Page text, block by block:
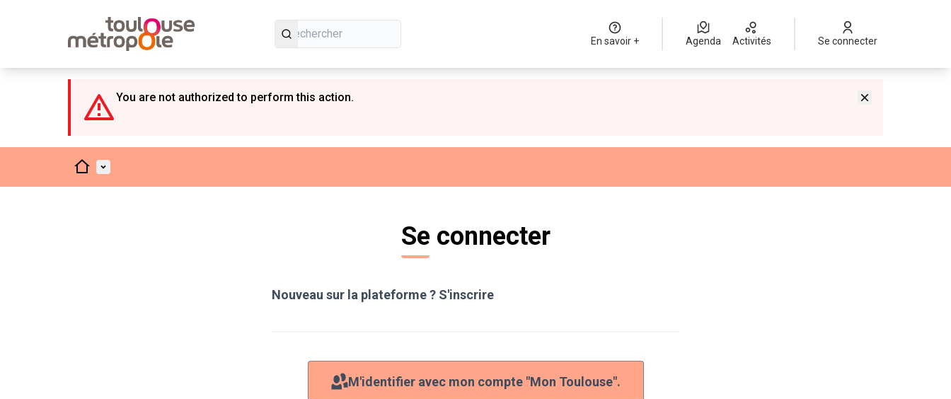
En savoir + Agenda Activités Se connecter
You are not authorized to perform this action.
AccueilMenu principal
Se connecter
Nouveau sur la plateforme ? S'inscrire
M'identifier avec mon compte "Mon Toulouse".